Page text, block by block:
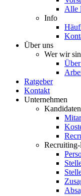
Alle
Info
Über uns
Wer wir
Ratgeber
Kontakt
Unternehmen
Recruiting-